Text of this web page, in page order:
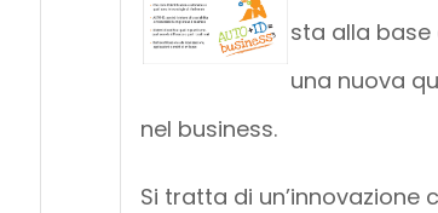
sta alla
una nuova
nel business.
Si tratta di un’innovazione